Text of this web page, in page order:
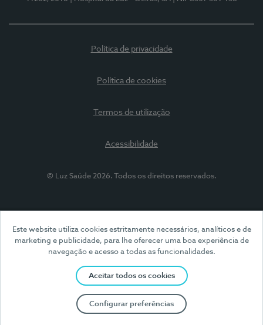
Este website utiliza cookies estritamente necessários, analíticos e de
marketing e publicidade, para lhe oferecer uma boa experiência de
navegação e acesso a todas as funcionalidades.
Aceitar todos os cookies
Configurar preferências
Política de privacidade
Política de cookies
Termos de utilização
Acessibilidade
© Luz Saúde 2026. Todos os direitos reservados.